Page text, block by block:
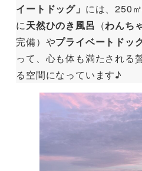
イートドッグ」 には、250
に天然ひのき風呂 （わんち
完備）やプライベートドッ
って、心も体も満たされる
る空間になっています♪